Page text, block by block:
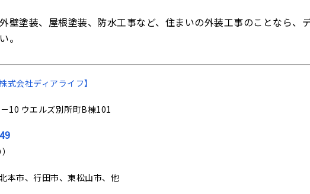
壁塗装、屋根塗装、防水工事など、住まいの外装工事のことなら、
。
式会社ディアライフ】
10 ウエルズ別所町B棟101
本市、行田市、東松山市、他